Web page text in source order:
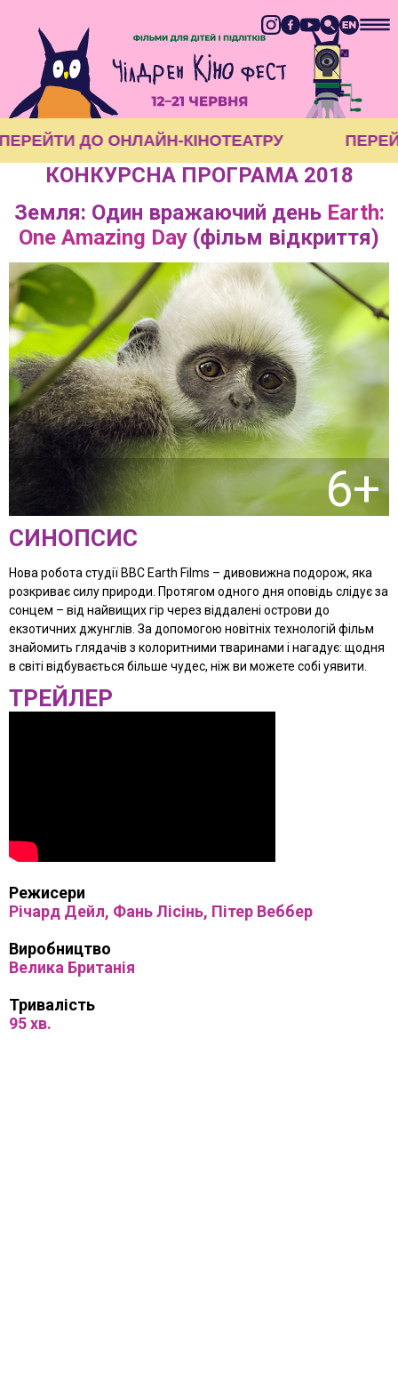
ПЕРЕЙТИ ДО ОНЛАЙН-КІНОТЕАТРУ
КОНКУРСНА ПРОГРАМА 2018
Земля: Один вражаючий день Earth:
One Amazing Day (фільм відкриття)
6+
СИНОПСИС
Нова робота студії BBC Earth Films – дивовижна подорож, яка
розкриває силу природи. Протягом одного дня оповідь слідує за
сонцем – від найвищих гір через віддалені острови до
екзотичних джунглів. За допомогою новітніх технологій фільм
знайомить глядачів з колоритними тваринами і нагадує: щодня
в світі відбувається більше чудес, ніж ви можете собі уявити.
ТРЕЙЛЕР
Режисери
Річард Дейл, Фань Лісінь, Пітер Веббер
Виробництво
Велика Британія
Тривалість
95 хв.